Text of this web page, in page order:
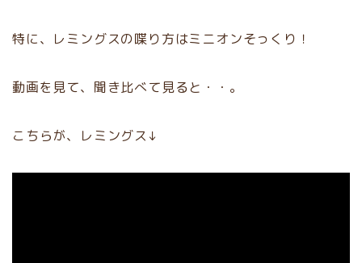
特に、レミングスの喋り方はミニオンそっくり！
動画を見て、聞き比べて見ると・・。
こちらが、レミングス↓